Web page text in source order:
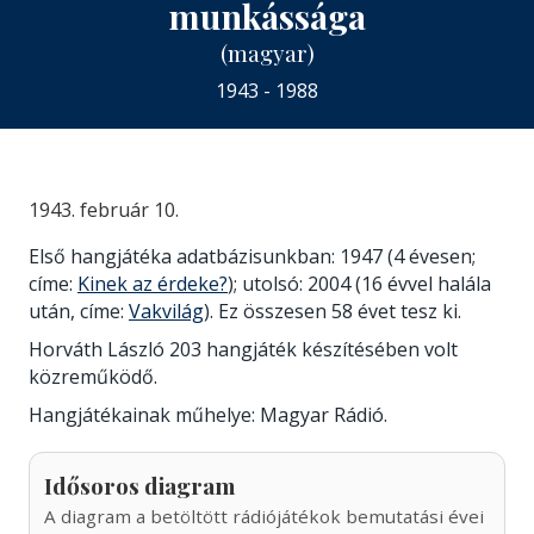
munkássága
(magyar)
1943 - 1988
1943. február 10.
Első hangjátéka adatbázisunkban: 1947 (4 évesen;
címe: Kinek az érdeke?); utolsó: 2004 (16 évvel halála
után, címe: Vakvilág). Ez összesen 58 évet tesz ki.
Horváth László 203 hangjáték készítésében volt
közreműködő.
Hangjátékainak műhelye: Magyar Rádió.
Idősoros diagram
A diagram a betöltött rádiójátékok bemutatási évei